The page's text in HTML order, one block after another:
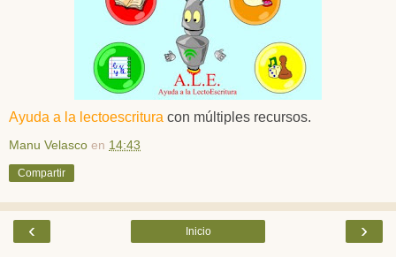
Ayuda a la lectoescritura con múltiples recursos.
Manu Velasco en 14:43
Compartir
‹ ›
Inicio